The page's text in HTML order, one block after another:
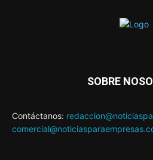
SOBRE
Contáctanos: